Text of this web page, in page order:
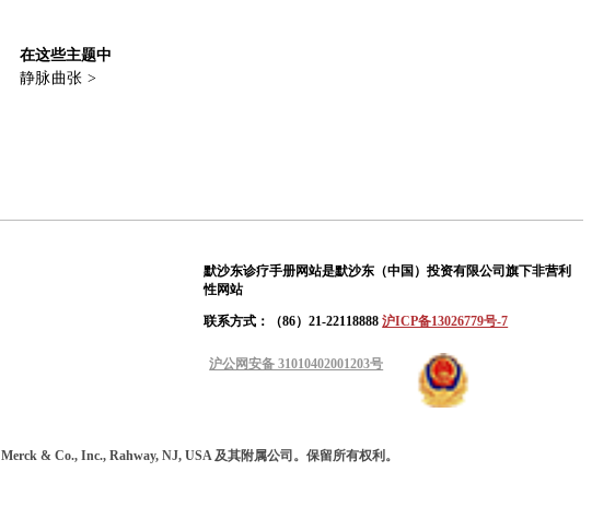
在这些主题中
静脉曲张 >
默沙东诊疗手册网站是默沙东（中国）投资有限公司旗下非营利
性网站
联系方式：（86）21-22118888 沪ICP备13026779号-7
沪公网安备 31010402001203号
Merck & Co., Inc., Rahway, NJ, USA 及其附属公司。保留所有权利。